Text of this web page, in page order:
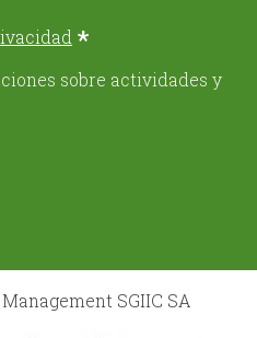
*
sobre actividades y
SGIIC SA